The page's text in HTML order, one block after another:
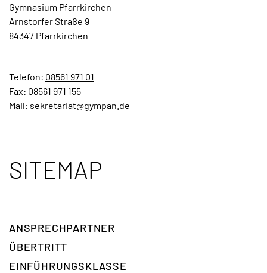
Gymnasium Pfarrkirchen
Arnstorfer Straße 9
84347 Pfarrkirchen
Telefon: 08561 971 01
Fax: 08561 971 155
Mail: sekretariat@gympan.de
SITEMAP
ANSPRECH­PARTNER
ÜBERTRITT
EINFÜHRUNGSKLASSE